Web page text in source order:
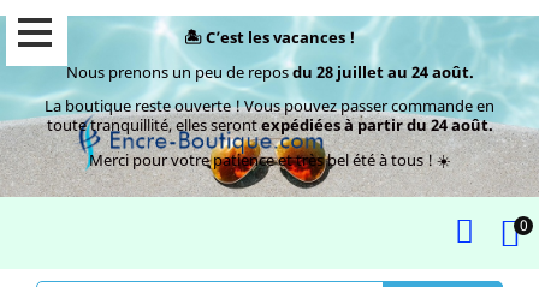
🏝️ C’est les vacances !
Nous prenons un peu de reposdu 28 juillet au 24 août.
La boutique reste ouverte ! Vous pouvez passer commande en
toute tranquillité, elles serontexpédiées à partir du 24 août.
Merci pour votre patience et très bel été à tous ! ☀️
0